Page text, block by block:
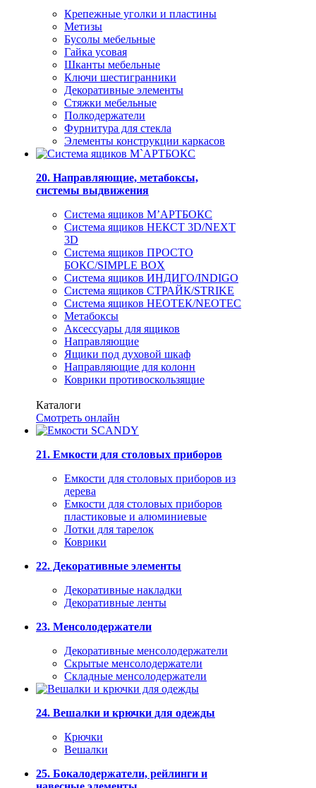
Крепежные уголки и пластины
Метизы
Бусолы мебельные
Гайка усовая
Шканты мебельные
Ключи шестигранники
Декоративные элементы
Стяжки мебельные
Полкодержатели
Фурнитура для стекла
Элементы конструкции каркасов
20. Направляющие, метабоксы,
системы выдвижения
Система ящиков М’АРТБОКС
Система ящиков НЕКСТ 3D/NEXT
3D
Система ящиков ПРОСТО
БОКС/SIMPLE BOX
Система ящиков ИНДИГО/INDIGO
Система ящиков СТРАЙК/STRIKE
Система ящиков НЕОТЕК/NEOTEC
Метабоксы
Аксессуары для ящиков
Направляющие
Ящики под духовой шкаф
Направляющие для колонн
Коврики противоскользящие
Каталоги
Смотреть онлайн
21. Емкости для столовых приборов
Емкости для столовых приборов из
дерева
Емкости для столовых приборов
пластиковые и алюминиевые
Лотки для тарелок
Коврики
22. Декоративные элементы
Декоративные накладки
Декоративные ленты
23. Менсолодержатели
Декоративные менсолодержатели
Скрытые менсолодержатели
Складные менсолодержатели
24. Вешалки и крючки для одежды
Крючки
Вешалки
25. Бокалодержатели, рейлинги и